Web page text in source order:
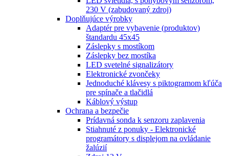
230 V (zabudovaný zdroj)
Doplňujúce výrobky
Adaptér pre vybavenie (produktov)
štandardu 45x45
Záslepky s mostíkom
Záslepky bez mostíka
LED svetelné signalizátory
Elektronické zvončeky
Jednoduché klávesy s piktogramom kľúča
pre spínače a tlačidlá
Káblový výstup
Ochrana a bezpečie
Prídavná sonda k senzoru zaplavenia
Stiahnuté z ponuky - Elektronické
programátory s displejom na ovládanie
žalúzií